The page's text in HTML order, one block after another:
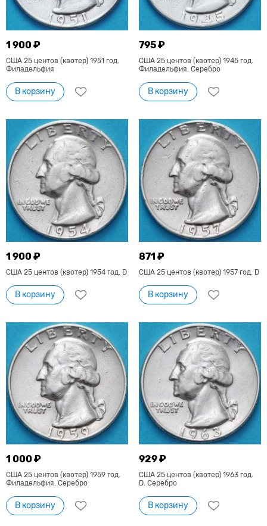
1 900 ₽
США 25 центов (квотер) 1951 год.
Филадельфия
В корзину
795 ₽
США 25 центов (квотер) 1945 год.
Филадельфия. Серебро
В корзину
1 900 ₽
США 25 центов (квотер) 1954 год. D
В корзину
871 ₽
США 25 центов (квотер) 1957 год. D
В корзину
1 000 ₽
США 25 центов (квотер) 1959 год.
Филадельфия. Серебро
В корзину
929 ₽
США 25 центов (квотер) 1963 год.
D. Серебро
В корзину